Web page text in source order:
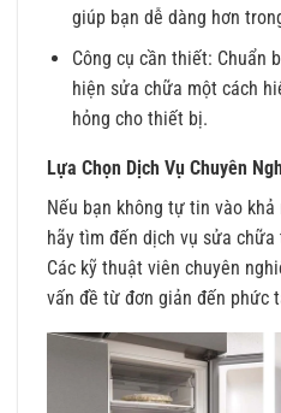
giúp bạn dễ dàng hơn
Công cụ cần thiết: Chuẩn
hiện sửa chữa một cách
hỏng cho thiết bị.
Lựa Chọn Dịch Vụ Chuyên
Nếu bạn không tự tin vào
hãy tìm đến dịch vụ sửa
Các kỹ thuật viên chuyên
vấn đề từ đơn giản đến phức